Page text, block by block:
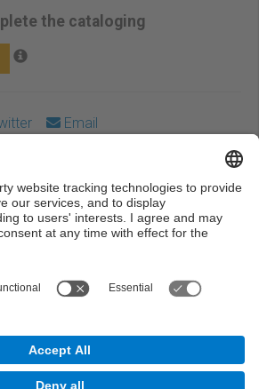
the cataloging
Email
noted, content on this work is
Commons license:Attribution-
3.0 Spain